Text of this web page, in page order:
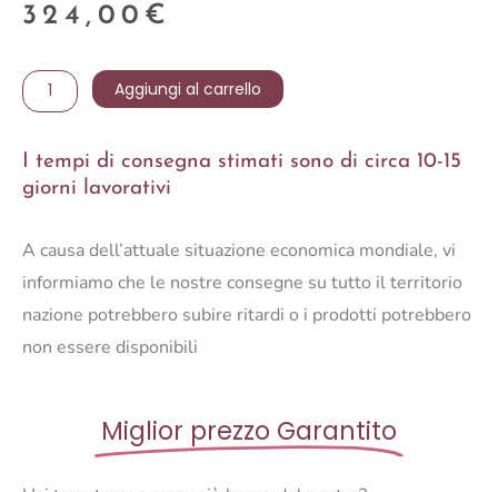
324,00 €
Lampada
da
Tiffany
Pianta
quantità
Aggiungi al carrello
I tempi di consegna stimati sono di circa 10-15
giorni lavorativi
A causa dell’attuale situazione economica mondiale, vi
informiamo che le nostre consegne su tutto il territorio
nazione potrebbero subire ritardi o i prodotti potrebbero
non essere disponibili
Miglior prezzo Garantito